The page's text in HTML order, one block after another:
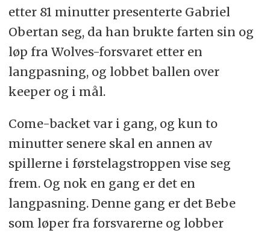
etter 81 minutter presenterte Gabriel
Obertan seg, da han brukte farten sin og
løp fra Wolves-forsvaret etter en
langpasning, og lobbet ballen over
keeper og i mål.
Come-backet var i gang, og kun to
minutter senere skal en annen av
spillerne i førstelagstroppen vise seg
frem. Og nok en gang er det en
langpasning. Denne gang er det Bebe
som løper fra forsvarerne og lobber